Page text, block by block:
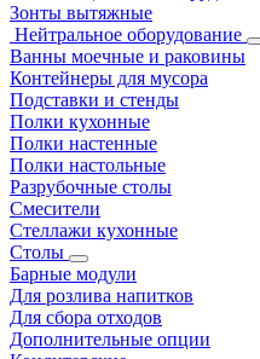
Зонты вытяжные
Нейтральное оборудование
Ванны моечные и раковины
Контейнеры для мусора
Подставки и стенды
Полки кухонные
Полки настенные
Полки настольные
Разрубочные столы
Смесители
Стеллажи кухонные
Столы
Барные модули
Для розлива напитков
Для сбора отходов
Дополнительные опции